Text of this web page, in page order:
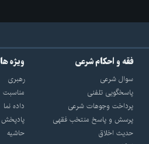
فقه و احکام شرعی
سوال شرعی
پاسخگویی تلفنی
پرداخت وجوهات شرعی
پرسش و پاسخ منتخب فقهی
حدیث اخلاق
ویژه ها
رهبری
مناسبت
داده نما
پادپخش
حاشیه